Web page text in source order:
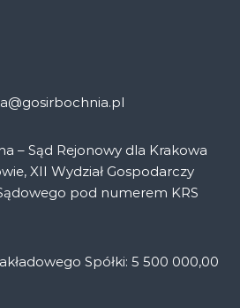
– Sąd Rejonowy dla Krakowa
XII Wydział Gospodarczy
pod numerem KRS
Spółki: 5 500 000,00